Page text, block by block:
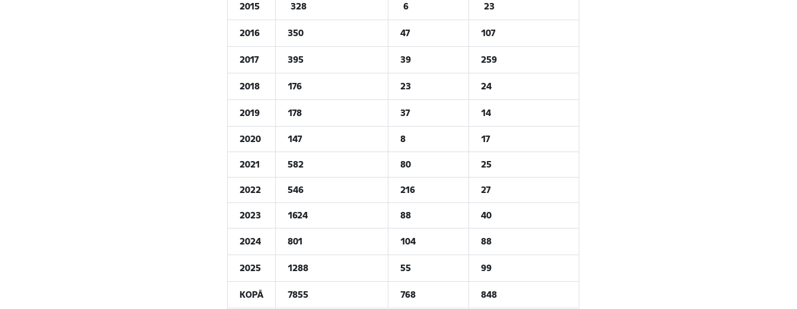
2015 328 6 23
2016 350 47 107
2017 395 39 259
2018 176 23 24
2019 178 37 14
2020 147 8 17
2021 582 80 25
2022 546 216 27
2023 1624 88 40
2024 801 104 88
2025 1288 55 99
KOPĀ 7855 768 848